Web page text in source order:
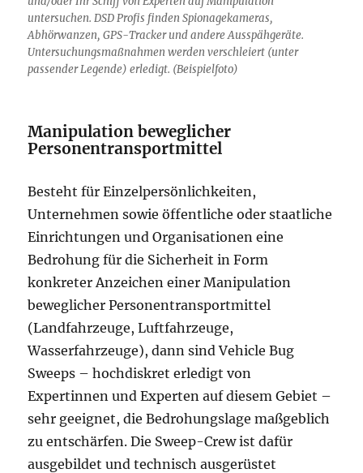
untersuchen. DSD Profis finden Spionagekameras,
Abhörwanzen, GPS-Tracker und andere Ausspähgeräte.
Untersuchungsmaßnahmen werden verschleiert (unter
passender Legende) erledigt. (Beispielfoto)
Manipulation beweglicher
Personentransportmittel
Besteht für Einzelpersönlichkeiten,
Unternehmen sowie öffentliche oder staatliche
Einrichtungen und Organisationen eine
Bedrohung für die Sicherheit in Form
konkreter Anzeichen einer Manipulation
beweglicher Personentransportmittel
(Landfahrzeuge, Luftfahrzeuge,
Wasserfahrzeuge), dann sind Vehicle Bug
Sweeps – hochdiskret erledigt von
Expertinnen und Experten auf diesem Gebiet –
sehr geeignet, die Bedrohungslage maßgeblich
zu entschärfen. Die Sweep-Crew ist dafür
ausgebildet und technisch ausgerüstet